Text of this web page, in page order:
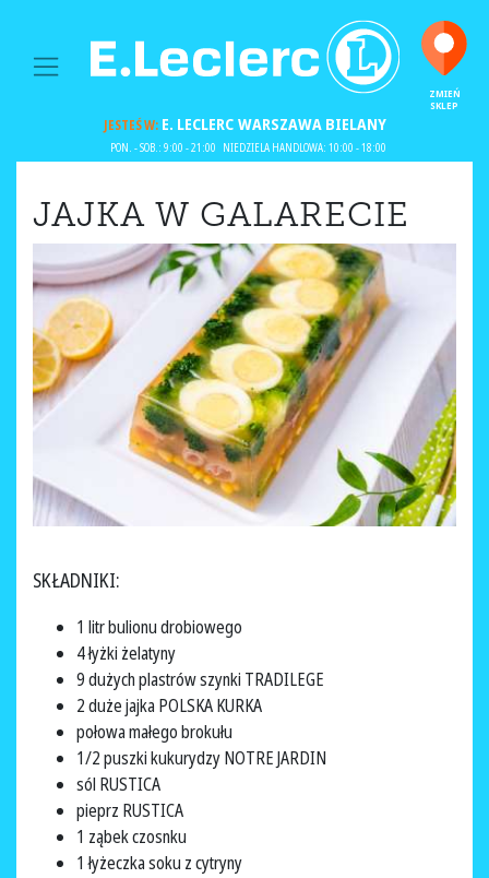
MAIN NAVIGATION
ZMIEŃ
SKLEP
JESTEŚ W:E. LECLERC WARSZAWA BIELANY
PON. - SOB.: 9:00 - 21:00 NIEDZIELA HANDLOWA: 10:00 - 18:00
JAJKA W GALARECIE
SKŁADNIKI:
1 litr bulionu drobiowego
4 łyżki żelatyny
9 dużych plastrów szynki TRADILEGE
2 duże jajka POLSKA KURKA
połowa małego brokułu
1/2 puszki kukurydzy NOTRE JARDIN
sól RUSTICA
pieprz RUSTICA
1 ząbek czosnku
1 łyżeczka soku z cytryny